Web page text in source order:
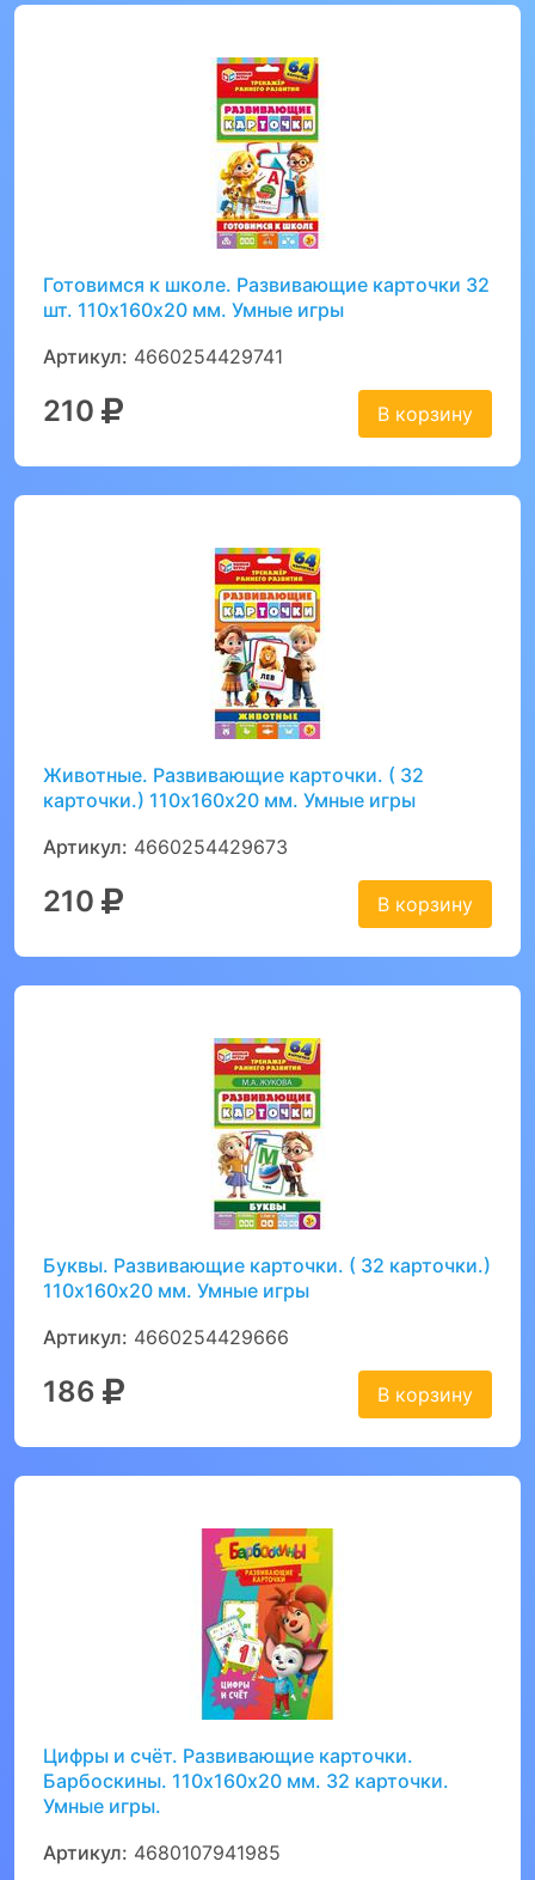
Готовимся к школе. Развивающие карточки 32
шт. 110х160х20 мм. Умные игры
Артикул: 4660254429741
210 В корзину
Животные. Развивающие карточки. ( 32
карточки.) 110х160х20 мм. Умные игры
Артикул: 4660254429673
210 В корзину
Буквы. Развивающие карточки. ( 32 карточки.)
110х160х20 мм. Умные игры
Артикул: 4660254429666
186 В корзину
Цифры и счёт. Развивающие карточки.
Барбоскины. 110х160х20 мм. 32 карточки.
Умные игры.
Артикул: 4680107941985